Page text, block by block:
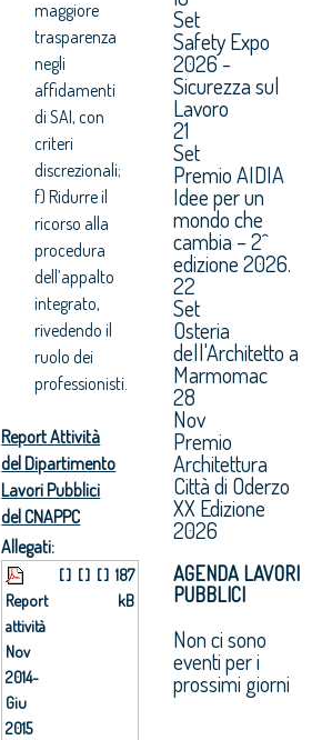
maggiore
trasparenza
negli
affidamenti
di SAI, con
criteri
discrezionali;
f) Ridurre il
ricorso alla
procedura
dell’appalto
integrato,
rivedendo il
ruolo dei
professionisti.
Report Attività
del Dipartimento
Lavori Pubblici
del CNAPPC
Allegati:
Report
attività
Nov
2014-
Giu
2015
[ ] [ ] [ ] 187
kB
Set
Safety Expo
2026 -
Sicurezza sul
Lavoro
21
Set
Premio AIDIA
Idee per un
mondo che
cambia – 2^
edizione 2026.
22
Set
Osteria
dell'Architetto a
Marmomac
28
Nov
Premio
Architettura
Città di Oderzo
XX Edizione
2026
AGENDA LAVORI
PUBBLICI
Non ci sono
eventi per i
prossimi giorni